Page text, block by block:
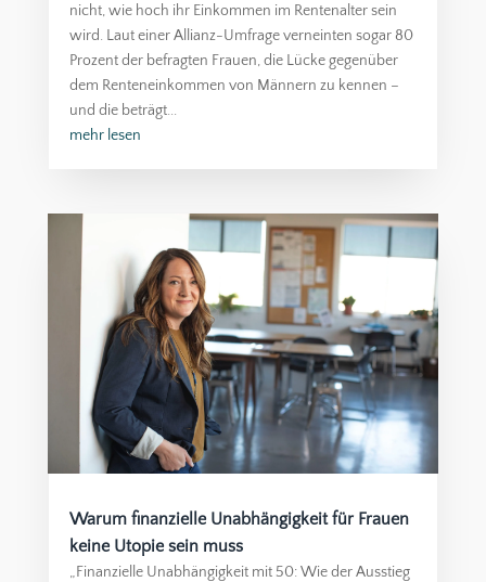
nicht, wie hoch ihr Einkommen im Rentenalter sein
wird. Laut einer Allianz-Umfrage verneinten sogar 80
Prozent der befragten Frauen, die Lücke gegenüber
dem Renteneinkommen von Männern zu kennen –
und die beträgt...
mehr lesen
Warum finanzielle Unabhängigkeit für Frauen
keine Utopie sein muss
„Finanzielle Unabhängigkeit mit 50: Wie der Ausstieg